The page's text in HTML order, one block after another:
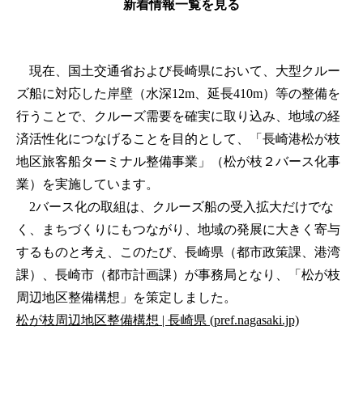
新着情報一覧を見る
現在、国土交通省および長崎県において、大型クルー
ズ船に対応した岸壁（水深12m、延長410m）等の整備を
行うことで、クルーズ需要を確実に取り込み、地域の経
済活性化につなげることを目的として、「長崎港松が枝
地区旅客船ターミナル整備事業」（松が枝２バース化事
業）を実施しています。
2バース化の取組は、クルーズ船の受入拡大だけでな
く、まちづくりにもつながり、地域の発展に大きく寄与
するものと考え、このたび、長崎県（都市政策課、港湾
課）、長崎市（都市計画課）が事務局となり、「松が枝
周辺地区整備構想」を策定しました。
松が枝周辺地区整備構想 | 長崎県 (pref.nagasaki.jp)